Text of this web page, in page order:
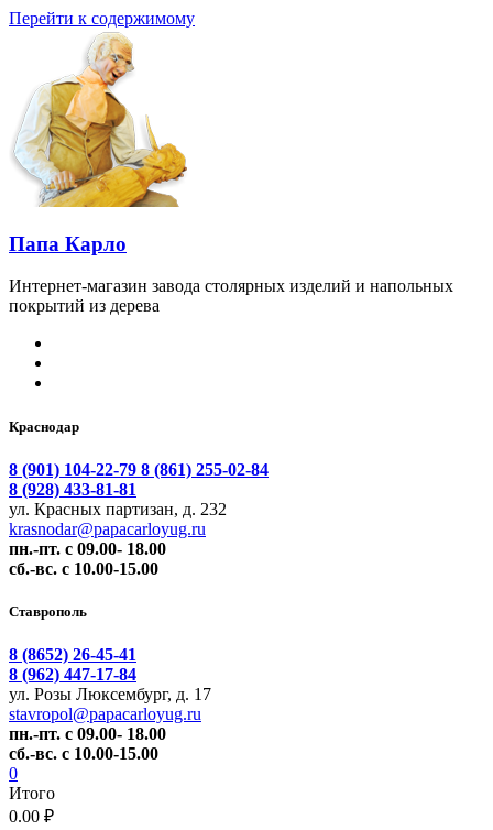
Перейти к содержимому
Папа Карло
Интернет-магазин завода столярных изделий и напольных
покрытий из дерева
Краснодар
8 (901) 104-22-79 8 (861) 255-02-84
8 (928) 433-81-81
ул. Красных партизан, д. 232
krasnodar@papacarloyug.ru
пн.-пт. с 09.00- 18.00
сб.-вс. с 10.00-15.00
Ставрополь
8 (8652) 26-45-41
8 (962) 447-17-84
ул. Розы Люксембург, д. 17
stavropol@papacarloyug.ru
пн.-пт. с 09.00- 18.00
сб.-вс. с 10.00-15.00
0
Итого
0.00 ₽